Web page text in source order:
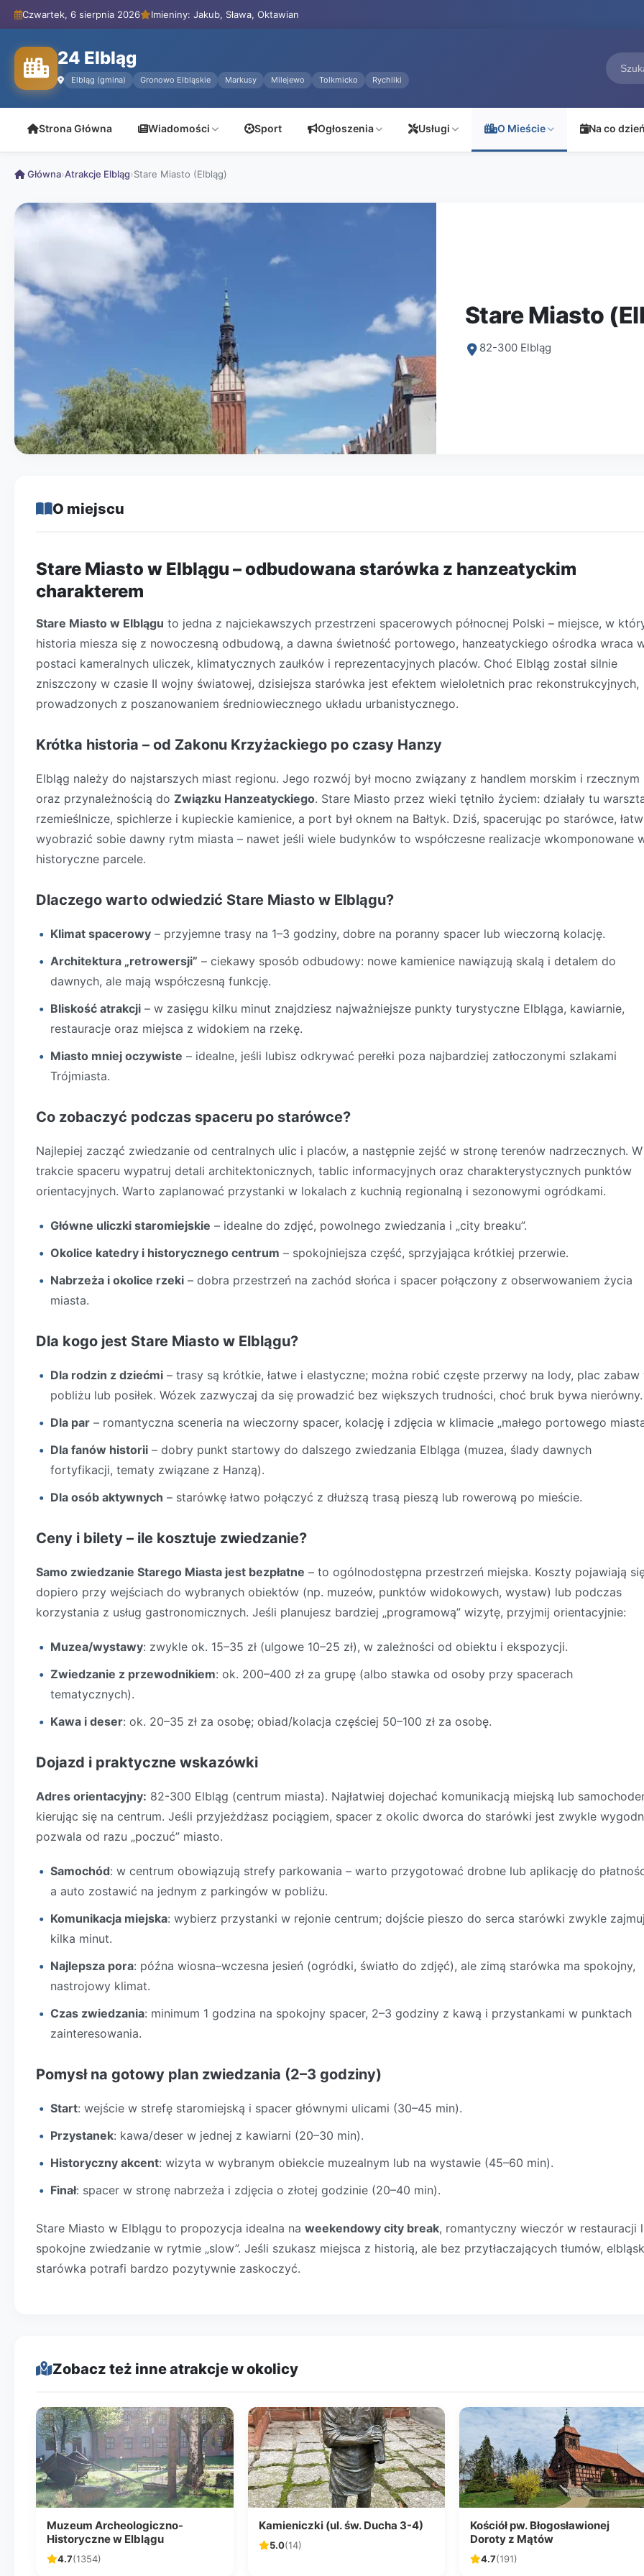
Czwartek, 6 sierpnia 2026 Imieniny: Jakub, Sława, Oktawian
24 Elbląg
Elbląg (gmina) Gronowo Elbląskie Markusy Milejewo Tolkmicko Rychliki
Strona Główna Wiadomości Sport Ogłoszenia Usługi O Mieście Na co dzień
Główna›Atrakcje Elbląg›Stare Miasto (Elbląg)
Stare Miasto
82-300 Elbląg
O miejscu
Stare Miasto w Elblągu – odbudowana starówka z hanzeatyckim
charakterem
Stare Miasto w Elblągu to jedna z najciekawszych przestrzeni spacerowych północnej Polski – miejsce, w
historia miesza się z nowoczesną odbudową, a dawna świetność portowego, hanzeatyckiego ośrodka wraca
postaci kameralnych uliczek, klimatycznych zaułków i reprezentacyjnych placów. Choć Elbląg został silnie
zniszczony w czasie II wojny światowej, dzisiejsza starówka jest efektem wieloletnich prac rekonstrukcyjnych,
prowadzonych z poszanowaniem średniowiecznego układu urbanistycznego.
Krótka historia – od Zakonu Krzyżackiego po czasy Hanzy
Elbląg należy do najstarszych miast regionu. Jego rozwój był mocno związany z handlem morskim i rzecznym
oraz przynależnością do Związku Hanzeatyckiego. Stare Miasto przez wieki tętniło życiem: działały tu
rzemieślnicze, spichlerze i kupieckie kamienice, a port był oknem na Bałtyk. Dziś, spacerując po starówce,
wyobrazić sobie dawny rytm miasta – nawet jeśli wiele budynków to współczesne realizacje wkomponowane
historyczne parcele.
Dlaczego warto odwiedzić Stare Miasto w Elblągu?
Klimat spacerowy – przyjemne trasy na 1–3 godziny, dobre na poranny spacer lub wieczorną kolację.
Architektura „retrowersji” – ciekawy sposób odbudowy: nowe kamienice nawiązują skalą i detalem do
dawnych, ale mają współczesną funkcję.
Bliskość atrakcji – w zasięgu kilku minut znajdziesz najważniejsze punkty turystyczne Elbląga, kawiarnie,
restauracje oraz miejsca z widokiem na rzekę.
Miasto mniej oczywiste – idealne, jeśli lubisz odkrywać perełki poza najbardziej zatłoczonymi szlakami
Trójmiasta.
Co zobaczyć podczas spaceru po starówce?
Najlepiej zacząć zwiedzanie od centralnych ulic i placów, a następnie zejść w stronę terenów nadrzecznych. W
trakcie spaceru wypatruj detali architektonicznych, tablic informacyjnych oraz charakterystycznych punktów
orientacyjnych. Warto zaplanować przystanki w lokalach z kuchnią regionalną i sezonowymi ogródkami.
Główne uliczki staromiejskie – idealne do zdjęć, powolnego zwiedzania i „city breaku”.
Okolice katedry i historycznego centrum – spokojniejsza część, sprzyjająca krótkiej przerwie.
Nabrzeża i okolice rzeki – dobra przestrzeń na zachód słońca i spacer połączony z obserwowaniem życia
miasta.
Dla kogo jest Stare Miasto w Elblągu?
Dla rodzin z dziećmi – trasy są krótkie, łatwe i elastyczne; można robić częste przerwy na lody, plac zabaw
pobliżu lub posiłek. Wózek zazwyczaj da się prowadzić bez większych trudności, choć bruk bywa nierówny.
Dla par – romantyczna sceneria na wieczorny spacer, kolację i zdjęcia w klimacie „małego portowego
Dla fanów historii – dobry punkt startowy do dalszego zwiedzania Elbląga (muzea, ślady dawnych
fortyfikacji, tematy związane z Hanzą).
Dla osób aktywnych – starówkę łatwo połączyć z dłuższą trasą pieszą lub rowerową po mieście.
Ceny i bilety – ile kosztuje zwiedzanie?
Samo zwiedzanie Starego Miasta jest bezpłatne – to ogólnodostępna przestrzeń miejska. Koszty pojawiają
dopiero przy wejściach do wybranych obiektów (np. muzeów, punktów widokowych, wystaw) lub podczas
korzystania z usług gastronomicznych. Jeśli planujesz bardziej „programową” wizytę, przyjmij orientacyjnie:
Muzea/wystawy: zwykle ok. 15–35 zł (ulgowe 10–25 zł), w zależności od obiektu i ekspozycji.
Zwiedzanie z przewodnikiem: ok. 200–400 zł za grupę (albo stawka od osoby przy spacerach
tematycznych).
Kawa i deser: ok. 20–35 zł za osobę; obiad/kolacja częściej 50–100 zł za osobę.
Dojazd i praktyczne wskazówki
Adres orientacyjny: 82-300 Elbląg (centrum miasta). Najłatwiej dojechać komunikacją miejską lub
kierując się na centrum. Jeśli przyjeżdżasz pociągiem, spacer z okolic dworca do starówki jest zwykle
pozwala od razu „poczuć” miasto.
Samochód: w centrum obowiązują strefy parkowania – warto przygotować drobne lub aplikację do
a auto zostawić na jednym z parkingów w pobliżu.
Komunikacja miejska: wybierz przystanki w rejonie centrum; dojście pieszo do serca starówki zwykle
kilka minut.
Najlepsza pora: późna wiosna–wczesna jesień (ogródki, światło do zdjęć), ale zimą starówka ma spokojny,
nastrojowy klimat.
Czas zwiedzania: minimum 1 godzina na spokojny spacer, 2–3 godziny z kawą i przystankami w punktach
zainteresowania.
Pomysł na gotowy plan zwiedzania (2–3 godziny)
Start: wejście w strefę staromiejską i spacer głównymi ulicami (30–45 min).
Przystanek: kawa/deser w jednej z kawiarni (20–30 min).
Historyczny akcent: wizyta w wybranym obiekcie muzealnym lub na wystawie (45–60 min).
Finał: spacer w stronę nabrzeża i zdjęcia o złotej godzinie (20–40 min).
Stare Miasto w Elblągu to propozycja idealna na weekendowy city break, romantyczny wieczór w restauracji
spokojne zwiedzanie w rytmie „slow”. Jeśli szukasz miejsca z historią, ale bez przytłaczających tłumów,
starówka potrafi bardzo pozytywnie zaskoczyć.
Zobacz też inne atrakcje w okolicy
Muzeum Archeologiczno-
Historyczne w Elblągu
4.7(1354)
Kamieniczki (ul. św. Ducha 3-4)
5.0(14)
Kościół pw. Błogosławionej
Doroty z Mątów
4.7(191)